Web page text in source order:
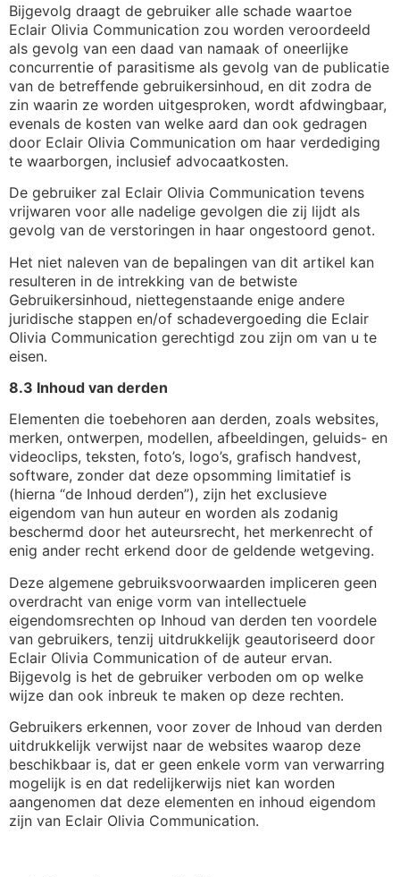
Bijgevolg draagt de gebruiker alle schade waartoe
Eclair Olivia Communication zou worden veroordeeld
als gevolg van een daad van namaak of oneerlijke
concurrentie of parasitisme als gevolg van de publicatie
van de betreffende gebruikersinhoud, en dit zodra de
zin waarin ze worden uitgesproken, wordt afdwingbaar,
evenals de kosten van welke aard dan ook gedragen
door Eclair Olivia Communication om haar verdediging
te waarborgen, inclusief advocaatkosten.
De gebruiker zal Eclair Olivia Communication tevens
vrijwaren voor alle nadelige gevolgen die zij lijdt als
gevolg van de verstoringen in haar ongestoord genot.
Het niet naleven van de bepalingen van dit artikel kan
resulteren in de intrekking van de betwiste
Gebruikersinhoud, niettegenstaande enige andere
juridische stappen en/of schadevergoeding die Eclair
Olivia Communication gerechtigd zou zijn om van u te
eisen.
8.3 Inhoud van derden
Elementen die toebehoren aan derden, zoals websites,
merken, ontwerpen, modellen, afbeeldingen, geluids- en
videoclips, teksten, foto’s, logo’s, grafisch handvest,
software, zonder dat deze opsomming limitatief is
(hierna “de Inhoud derden”), zijn het exclusieve
eigendom van hun auteur en worden als zodanig
beschermd door het auteursrecht, het merkenrecht of
enig ander recht erkend door de geldende wetgeving.
Deze algemene gebruiksvoorwaarden impliceren geen
overdracht van enige vorm van intellectuele
eigendomsrechten op Inhoud van derden ten voordele
van gebruikers, tenzij uitdrukkelijk geautoriseerd door
Eclair Olivia Communication of de auteur ervan.
Bijgevolg is het de gebruiker verboden om op welke
wijze dan ook inbreuk te maken op deze rechten.
Gebruikers erkennen, voor zover de Inhoud van derden
uitdrukkelijk verwijst naar de websites waarop deze
beschikbaar is, dat er geen enkele vorm van verwarring
mogelijk is en dat redelijkerwijs niet kan worden
aangenomen dat deze elementen en inhoud eigendom
zijn van Eclair Olivia Communication.